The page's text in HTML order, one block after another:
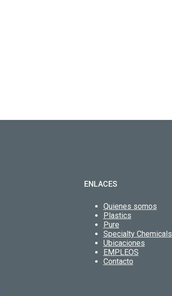
ENLACES
Quienes somos
Plastics
Pure
Specialty Chemicals
Ubicaciones
EMPLEOS
Contacto